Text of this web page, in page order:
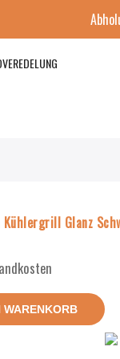
Kühlergrill Glanz
WARENKORB